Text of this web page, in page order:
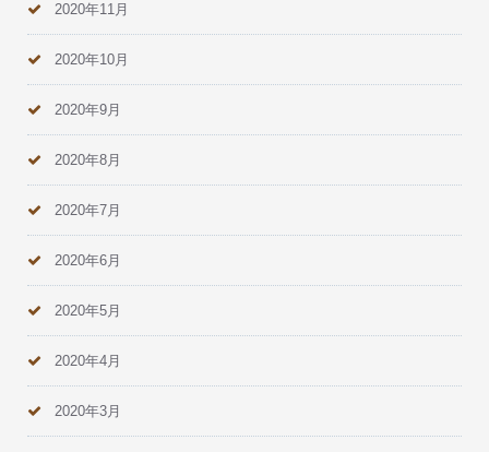
2020年11月
2020年10月
2020年9月
2020年8月
2020年7月
2020年6月
2020年5月
2020年4月
2020年3月